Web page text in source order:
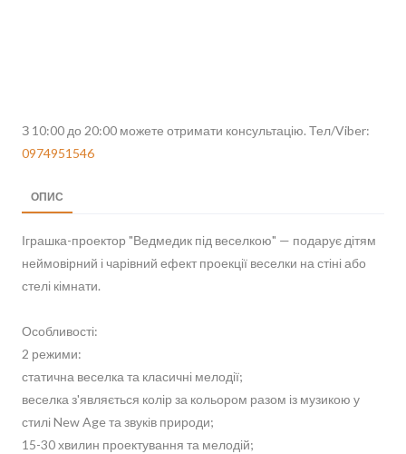
З 10:00 до 20:00 можете отримати консультацію. Тел/Viber:
0974951546
ОПИС
Іграшка-проектор "Ведмедик під веселкою" — подарує дітям
неймовірний і чарівний ефект проекції веселки на стіні або
стелі кімнати.
Особливості:
2 режими:
статична веселка та класичні мелодії;
веселка з'являється колір за кольором разом із музикою у
стилі New Age та звуків природи;
15-30 хвилин проектування та мелодій;